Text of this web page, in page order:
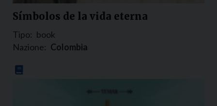
Símbolos de la vida eterna
Tipo: book
Nazione: Colombia